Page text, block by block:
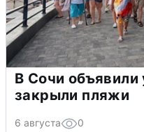
В Сочи объявили
закрыли пляжи
6 августа 0